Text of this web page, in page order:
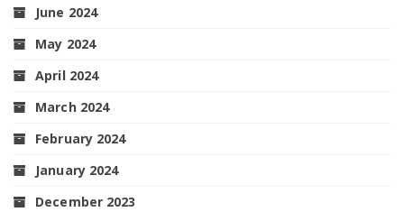
June 2024
May 2024
April 2024
March 2024
February 2024
January 2024
December 2023